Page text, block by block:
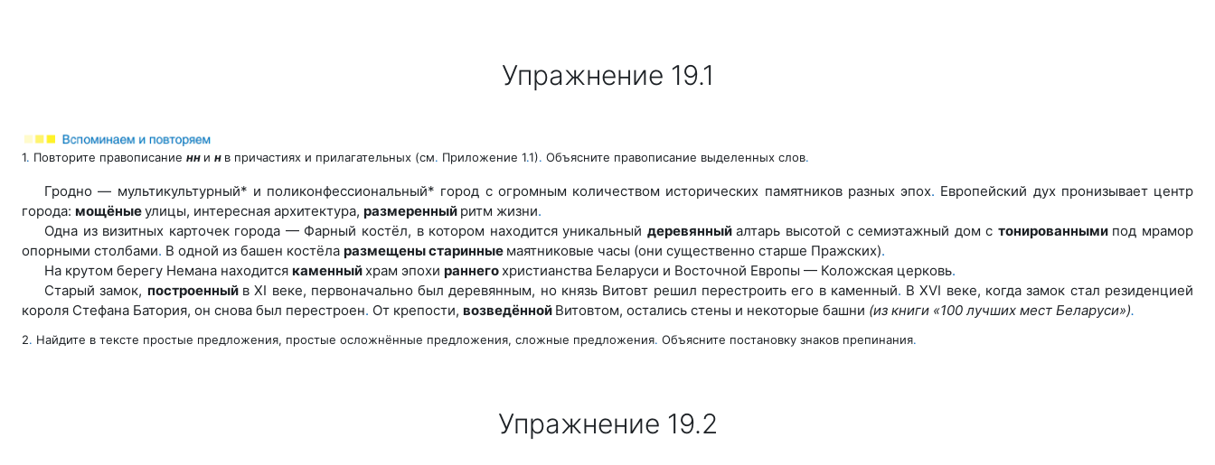
Упражнение 19.1
1. Повторите правописание нн и н в причастиях и прилагательных (см. Приложение 1.1). Объясните правописание выделенных слов.
Гродно — мультикультурный* и поликонфессиональный* город с огромным количеством исторических памятников разных эпох. Европейский дух пронизывает центр
города: мощёныеулицы, интересная архитектура, размеренный ритм жизни.
Одна из визитных карточек города — Фарный костёл, в котором находится уникальный деревянныйалтарь высотой с семиэтажный дом с тонированными под мрамор
опорными столбами. В одной из башен костёла размещены старинные маятниковые часы (они существенно старше Пражских).
На крутом берегу Немана находится каменныйхрам эпохи раннегохристианства Беларуси и Восточной Европы — Коложская церковь.
Старый замок, построенный в XI веке, первоначально был деревянным, но князь Витовт решил перестроить его в каменный. В XVI веке, когда замок стал резиденцией
короля Стефана Батория, он снова был перестроен. От крепости, возведённой Витовтом, остались стены и некоторые башни (из книги «100 лучших мест Беларуси»).
2. Найдите в тексте простые предложения, простые осложнённые предложения, сложные предложения. Объясните постановку знаков препинания.
Упражнение 19.2